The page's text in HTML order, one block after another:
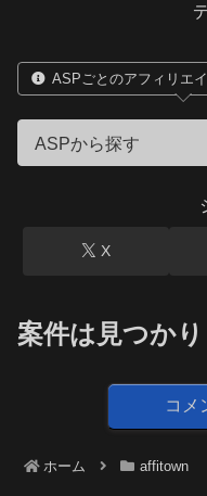
ASPごとのアフィリエ
X
案件は見つか
コメ
ホーム affitown